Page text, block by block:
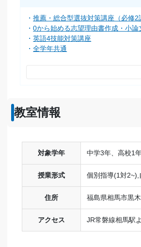
推薦・総合型選抜対策講座（必修2
0から始める志望理由書作成・小論
英語4技能対策講座
全学年共通
教室情報
対象学年 中学3年、高校1
授業形式 個別指導(1対
住所 福島県相馬市黒
アクセス JR常磐線相馬駅